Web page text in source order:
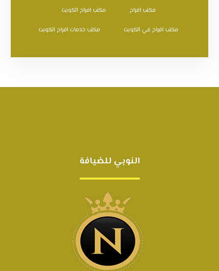
مكتب افراح مكتب افراح الكويت
مكتب افراح في الكويت مكتب خدمات افراح الكويت
النوبي للضيافة